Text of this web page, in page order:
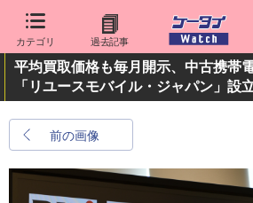
カテゴリ 過去記事
平均買取価格も毎月開示、中古携帯
「リユースモバイル・ジャパン」設
前の画像